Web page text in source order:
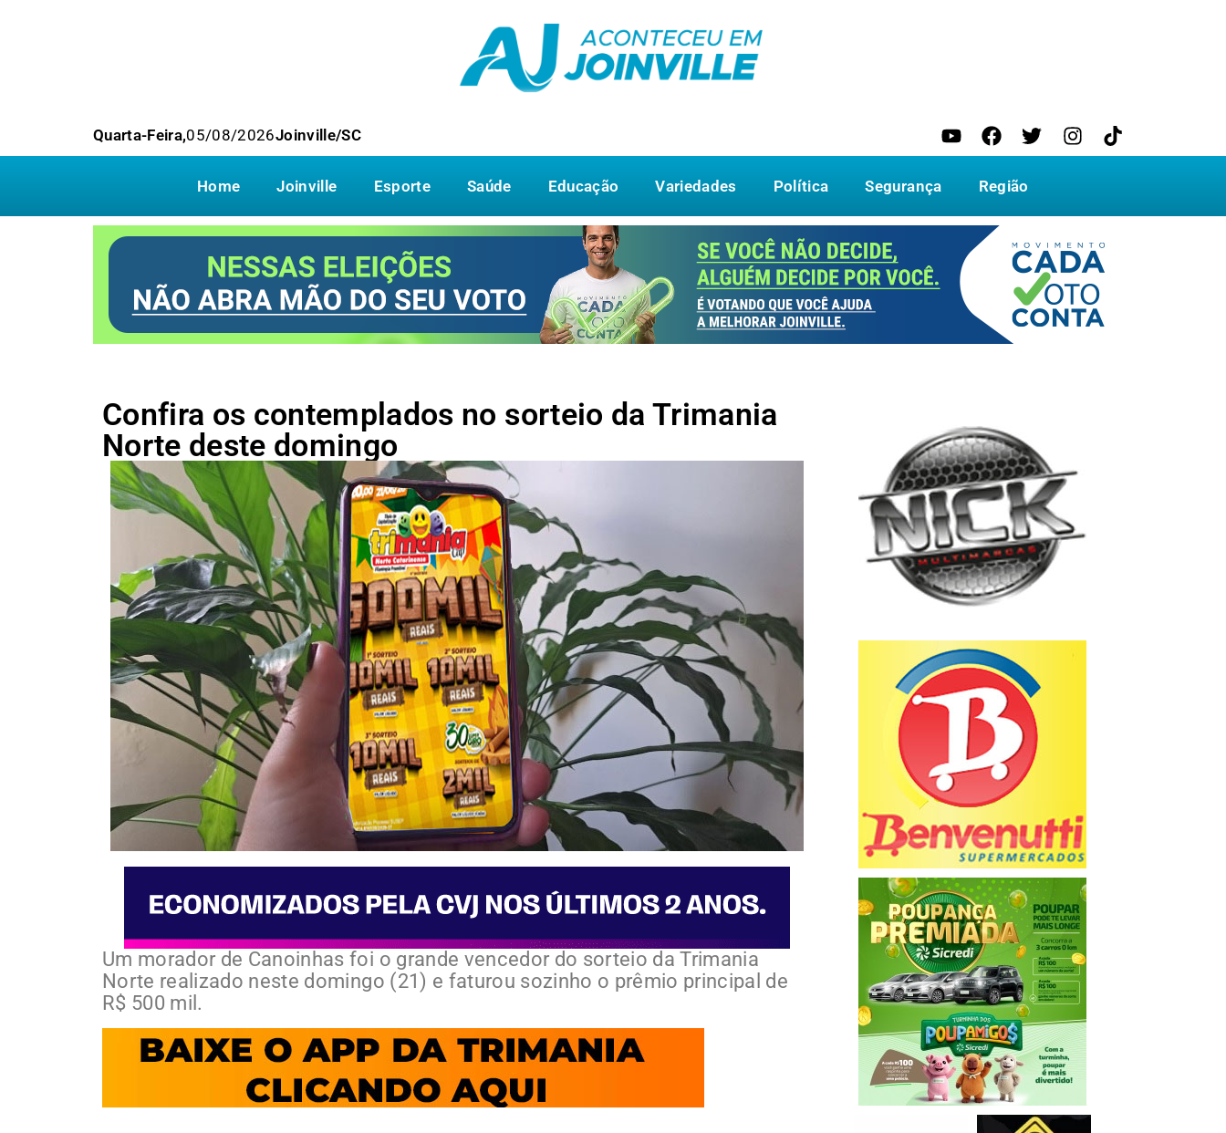
Quarta-Feira,05/08/2026Joinville/SC
Home Joinville Esporte Saúde Educação Variedades Política Segurança Região
Confira os contemplados no sorteio da Trimania
Norte deste domingo
Um morador de Canoinhas foi o grande vencedor do sorteio da Trimania
Norte realizado neste domingo (21) e faturou sozinho o prêmio principal de
R$ 500 mil.